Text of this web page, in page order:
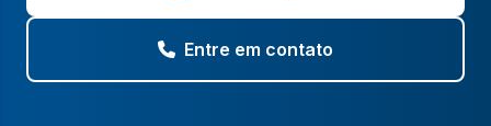
Entre em contato